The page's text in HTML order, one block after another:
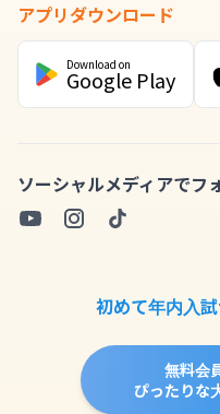
アプリダウンロード
Download on
Google Play
ソーシャルメディアでフ
初めて年内入
無料会
ぴったりな